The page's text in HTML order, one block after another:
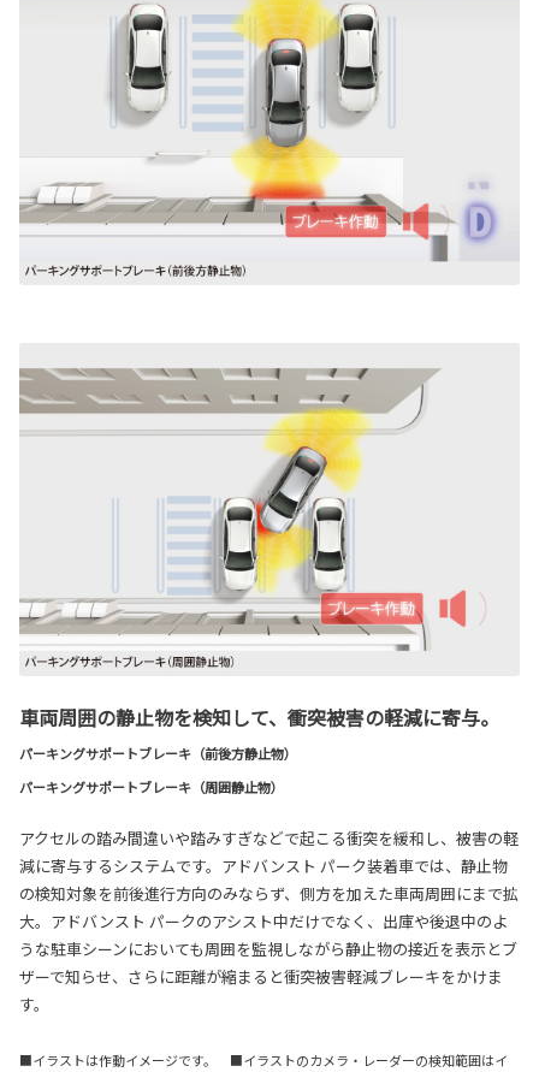
車両周囲の静止物を検知して、衝突被害の軽減に寄与。
パーキングサポートブレーキ（前後方静止物）
パーキングサポートブレーキ（周囲静止物）
アクセルの踏み間違いや踏みすぎなどで起こる衝突を緩和し、被害の軽
減に寄与するシステムです。アドバンスト パーク装着車では、静止物
の検知対象を前後進行方向のみならず、側方を加えた車両周囲にまで拡
大。アドバンスト パークのアシスト中だけでなく、出庫や後退中のよ
うな駐車シーンにおいても周囲を監視しながら静止物の接近を表示とブ
ザーで知らせ、さらに距離が縮まると衝突被害軽減ブレーキをかけま
す。
■イラストは作動イメージです。 ■イラストのカメラ・レーダーの検知範囲はイ